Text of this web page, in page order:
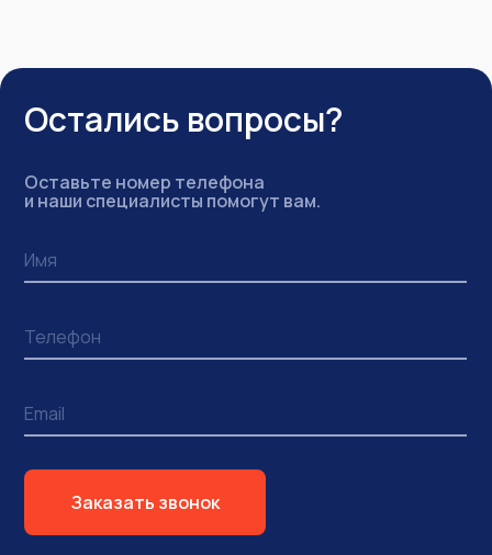
Остались вопросы?
Оставьте номер телефона
и наши специалисты помогут вам.
Заказать звонок